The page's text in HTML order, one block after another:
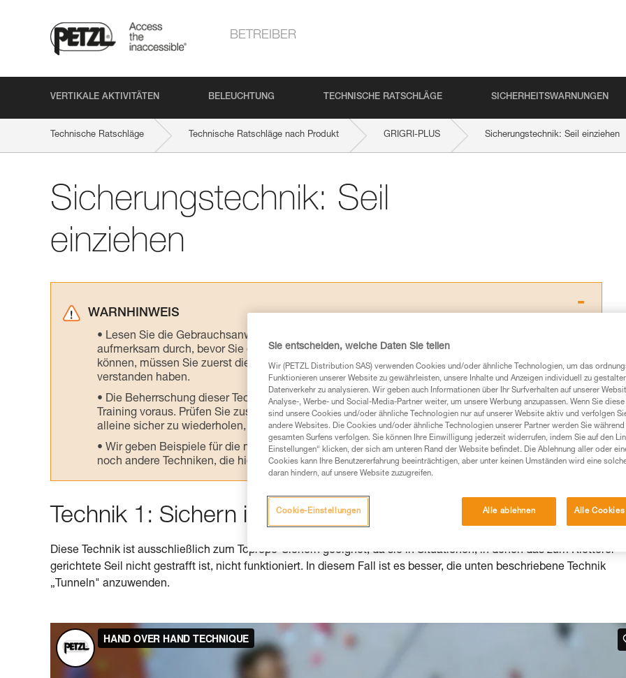
BETREIBER
VERTIKALE AKTIVITÄTEN BELEUCHTUNG TECHNISCHE RATSCHLÄGE SICHERHEITSWARNUNGEN
Technische Ratschläge Technische Ratschläge nach Produkt GRIGRI-PLUS Sicherungstechnik: Seil einziehen
Sicherungstechnik: Seil
einziehen
WARNHINWEIS
Lesen Sie die Gebrauchsanweisungen der Produkte, um die es in diesem Tech Tipp geht,
aufmerksam durch, bevor Sie diesen zu Rate ziehen. Um diese Zusatzinformationen verstehen zu
können, müssen Sie zuerst die in der Gebrauchsanweisung enthaltenen Informationen richtig
verstanden haben.
Die Beherrschung dieser Techniken setzt eine entsprechende Ausbildung und ein spezielles
Training voraus. Prüfen Sie zusammen mit einem Profi, ob Sie in der Lage sind, den Vorgang
alleine sicher zu wiederholen, bevor Sie ihn eigenständig durchführen.
Wir geben Beispiele für die mit Ihrer Aktivität verbundenen Techniken. Möglicherweise gibt es
noch andere Techniken, die hier nicht beschrieben werden.
Technik 1: Sichern in 5 Schritten
Diese Technik ist ausschließlich zum Toprope-Sichern geeignet, da sie in Situationen, in denen das zum Kletterer
gerichtete Seil nicht gestrafft ist, nicht funktioniert. In diesem Fall ist es besser, die unten beschriebene Technik
„Tunneln" anzuwenden.
Sie entscheiden, welche Daten Sie teilen
Wir (PETZL Distribution SAS) verwenden Cookies und/oder ähnliche Technologien, um das
Funktionieren unserer Website zu gewährleisten, unsere Inhalte und Anzeigen individuell zu
Datenverkehr zu analysieren. Wir geben auch Informationen über Ihr Surfverhalten auf unserer
Analyse-, Werbe- und Social-Media-Partner weiter, um unsere Werbung anzupassen. Wenn Sie
sind unsere Cookies und/oder ähnliche Technologien nur auf unserer Website aktiv und verfolgen
andere Websites. Die Cookies und/oder ähnliche Technologien unserer Partner werden Sie während
gesamten Surfens verfolgen. Sie können Ihre Einwilligung jederzeit widerrufen, indem Sie auf den
Einstellungen“ klicken, der sich am unteren Rand der Website befindet. Die Ablehnung aller oder
Cookies kann Ihre Benutzererfahrung beeinträchtigen, aber unter keinen Umständen wird eine
daran hindern, auf unsere Website zuzugreifen.
Alle ablehnen Alle
Cookie-Einstellungen